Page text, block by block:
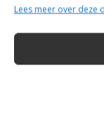
Lees meer over deze